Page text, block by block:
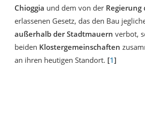
Chioggia und dem von der Regierung
erlassenen Gesetz, das den Bau
außerhalb der Stadtmauern verbot,
beiden Klostergemeinschaften
an ihren heutigen Standort. [1]